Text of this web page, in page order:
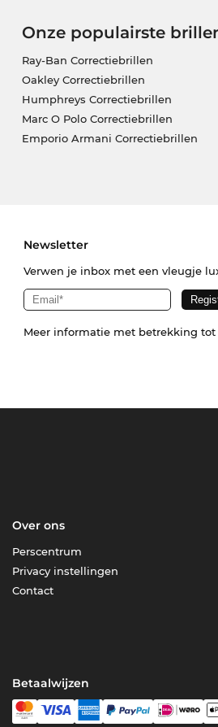
Onze populairste
Ray-Ban Correctiebrillen
Oakley Correctiebrillen
Humphreys Correctiebrillen
Marc O Polo Correctiebrillen
Emporio Armani Correctiebrillen
Newsletter
Verwen je inbox met een vleugje
Meer informatie met betrekking
Over ons
Perscentrum
Privacy instellingen
Contact
Betaalwijzen